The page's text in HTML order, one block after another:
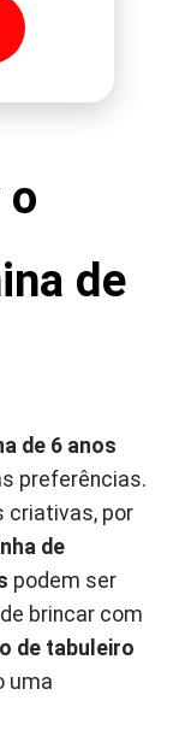
o
de
de 6 anos
preferências.
criativas, por
de
podem ser
brincar com
de tabuleiro
uma